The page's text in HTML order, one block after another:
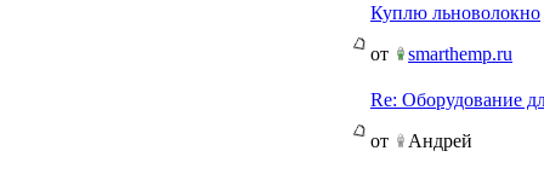
Куплю льноволокно
от
smarthemp.ru
Re: Оборудование
от
Андрей